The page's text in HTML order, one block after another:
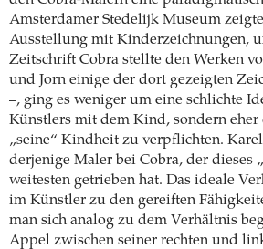
Amsterdamer Stedelijk Museum
Ausstellung mit Kinderzeichnungen,
Zeitschrift Cobra stellte den Werken
und Jorn einige der dort gezeigten
–, ging es weniger um eine schlichte
Künstlers mit dem Kind, sondern
„seine“ Kindheit zu verpflichten.
derjenige Maler bei Cobra, der dieses
weitesten getrieben hat. Das ideale
im Künstler zu den gereiften
man sich analog zu dem Verhältnis
Appel zwischen seiner rechten und